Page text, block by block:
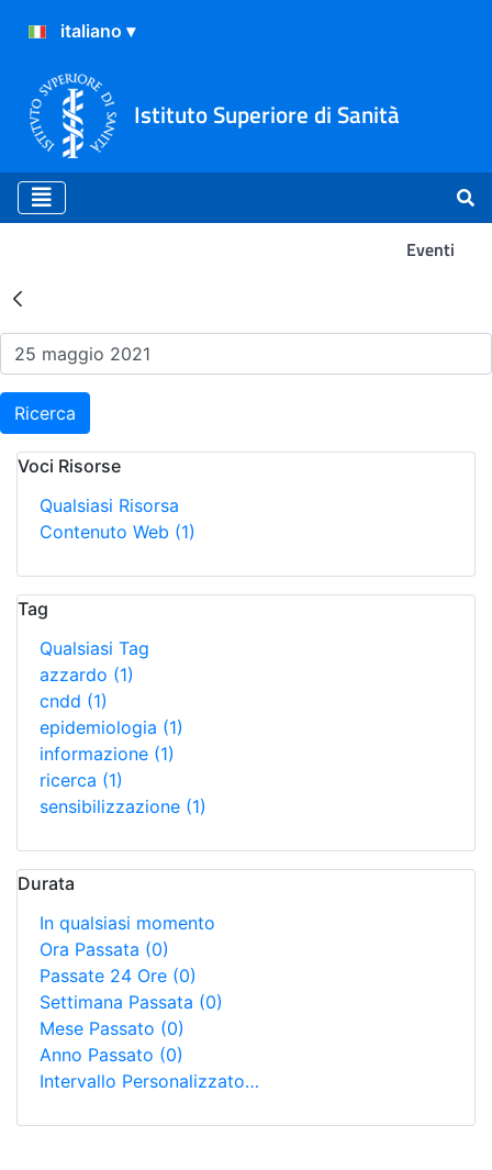
Istituto Superiore di Sanità
Eventi
Risultati della Ricerca -
Ricerca
Voci Risorse
Qualsiasi Risorsa
Contenuto Web (1)
Tag
Qualsiasi Tag
azzardo (1)
cndd (1)
epidemiologia (1)
informazione (1)
ricerca (1)
sensibilizzazione (1)
Durata
In qualsiasi momento
Ora Passata (0)
Passate 24 Ore (0)
Settimana Passata (0)
Mese Passato (0)
Anno Passato (0)
Intervallo Personalizzato…